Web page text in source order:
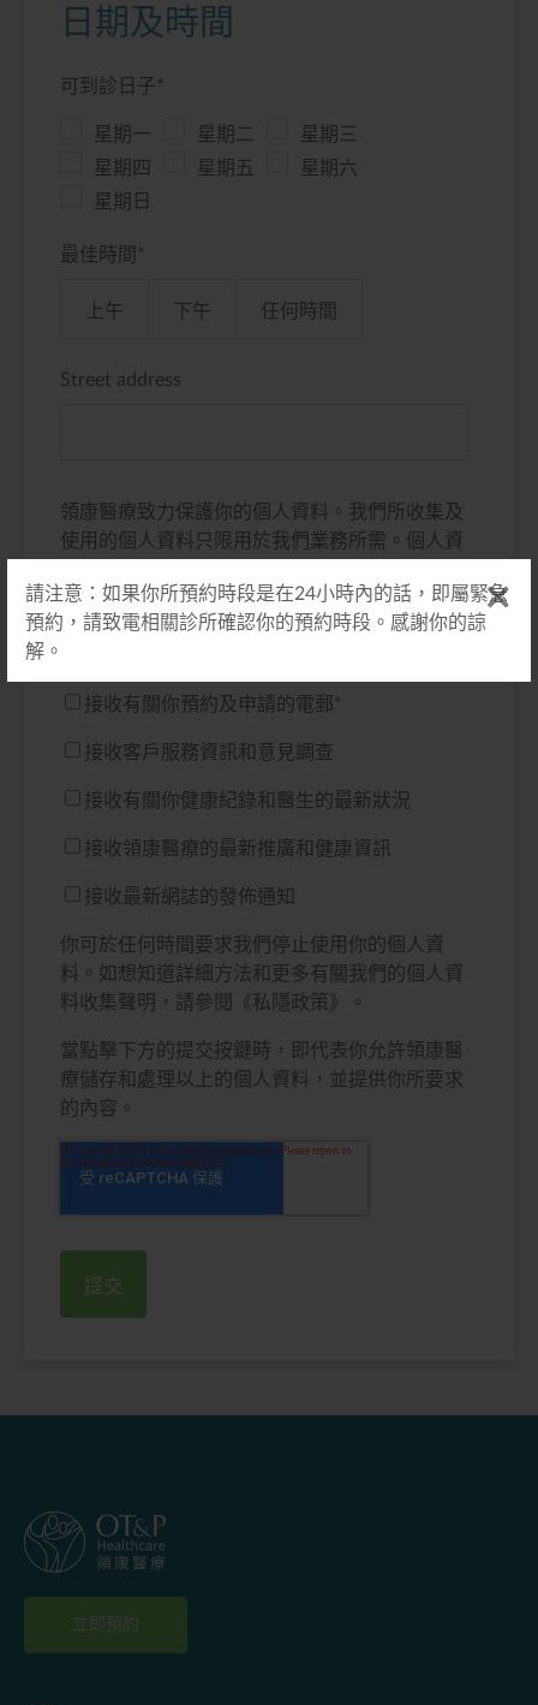
請注意：如果你所預約時段是在24小時內的話，即屬緊急
預約，請致電相關診所確認你的預約時段。感謝你的諒
解。
日期及時間
可到診日子 *
星期一 星期二
星期三
星期四
星期五
星期六
星期日
最佳時間 *
上午 下午 任何時間
Street address
領康醫療致力保護你的個人資料。我們所收集及
使用的個人資料只限用於我們業務所需。個人資
作推廣用途，我們將不定期以電郵等方式與你聯
絡。如你同意我們將你的個人資料用作推廣用
接收有關你預約及申請的電郵 *
接收客戶服務資訊和意見調查
接收有關你健康紀錄和醫生的最新狀況
接收領康醫療的最新推廣和健康資訊
接收最新網誌的發佈通知
你可於任何時間要求我們停止使用你的個人資
料。如想知道詳細方法和更多有關我們的個人資
料收集聲明，請參閱《私隱政策》。
當點擊下方的提交按鍵時，即代表你允許領康醫
療儲存和處理以上的個人資料，並提供你所要求
的內容。
立即預約